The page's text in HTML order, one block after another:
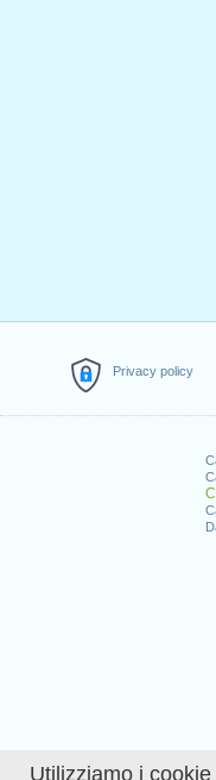
Utilizziamo i cookie
Privacy policy